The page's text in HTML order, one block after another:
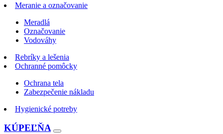
Meranie a označovanie
Meradlá
Označovanie
Vodováhy
Rebríky a lešenia
Ochranné pomôcky
Ochrana tela
Zabezpečenie nákladu
Hygienické potreby
KÚPEĽŇA